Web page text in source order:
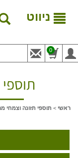
ניווט
0
ראשי > תוספי תזונה וצמחי